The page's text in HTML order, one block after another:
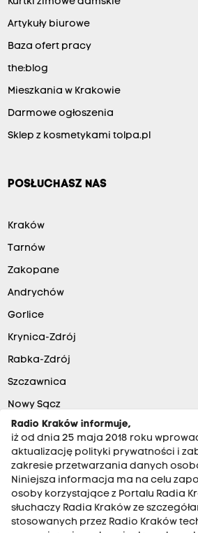
Artykuły biurowe
Baza ofert pracy
the:blog
Mieszkania w Krakowie
Darmowe ogłoszenia
Sklep z kosmetykami tolpa.pl
POSŁUCHASZ NAS
Kraków
Tarnów
Zakopane
Andrychów
Gorlice
Krynica-Zdrój
Rabka-Zdrój
Szczawnica
Nowy Sącz
Radio Kraków informuje,
iż od dnia 25 maja 2018 roku
aktualizację polityki prywatności i
zakresie przetwarzania danych
Niniejsza informacja ma na celu
osoby korzystające z Portalu Radia
słuchaczy Radia Kraków ze
stosowanych przez Radio Kraków